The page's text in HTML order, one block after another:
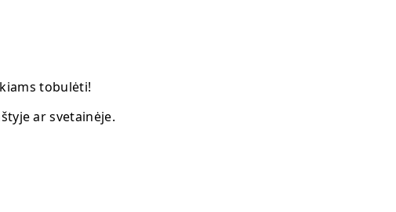
tobulėti!
ar svetainėje.